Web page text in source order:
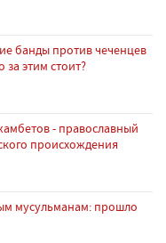
банды против чеченцев
за этим стоит?
- православный
происхождения
мусульманам: прошло